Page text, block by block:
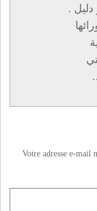
دليل .
Votre adresse e-mail